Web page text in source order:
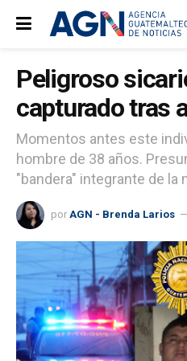
Peligroso
capturado tras
Momentos antes este
hombre de 38 años.
"bandera" integrante de la
por AGN - Brenda Larios